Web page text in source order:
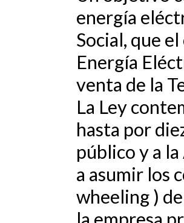
energía
Social, que
Energía
venta de la
La Ley
hasta por
público y a
a asumir los
wheeling )